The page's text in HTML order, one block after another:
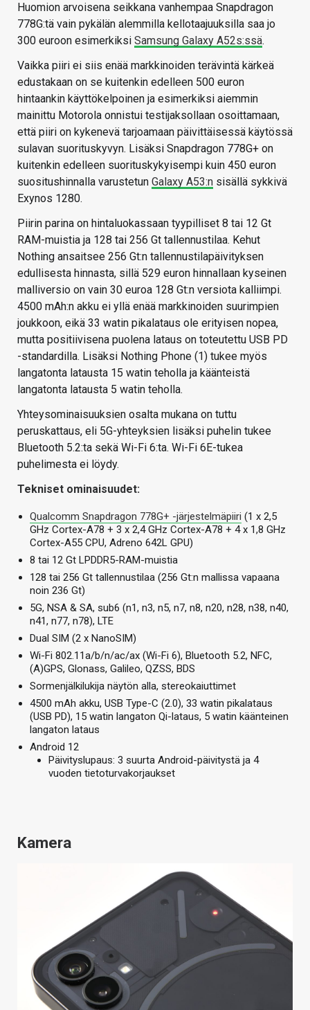
Huomion arvoisena seikkana vanhempaa Snapdragon
778G:tä vain pykälän alemmilla kellotaajuuksilla saa jo
300 euroon esimerkiksi Samsung Galaxy A52s:ssä.
Vaikka piiri ei siis enää markkinoiden terävintä kärkeä
edustakaan on se kuitenkin edelleen 500 euron
hintaankin käyttökelpoinen ja esimerkiksi aiemmin
mainittu Motorola onnistui testijaksollaan osoittamaan,
että piiri on kykenevä tarjoamaan päivittäisessä käytössä
sulavan suorituskyvyn. Lisäksi Snapdragon 778G+ on
kuitenkin edelleen suorituskykyisempi kuin 450 euron
suositushinnalla varustetun Galaxy A53:n sisällä sykkivä
Exynos 1280.
Piirin parina on hintaluokassaan tyypilliset 8 tai 12 Gt
RAM-muistia ja 128 tai 256 Gt tallennustilaa. Kehut
Nothing ansaitsee 256 Gt:n tallennustilapäivityksen
edullisesta hinnasta, sillä 529 euron hinnallaan kyseinen
malliversio on vain 30 euroa 128 Gt:n versiota kalliimpi.
4500 mAh:n akku ei yllä enää markkinoiden suurimpien
joukkoon, eikä 33 watin pikalataus ole erityisen nopea,
mutta positiivisena puolena lataus on toteutettu USB PD
-standardilla. Lisäksi Nothing Phone (1) tukee myös
langatonta latausta 15 watin teholla ja käänteistä
langatonta latausta 5 watin teholla.
Yhteysominaisuuksien osalta mukana on tuttu
peruskattaus, eli 5G-yhteyksien lisäksi puhelin tukee
Bluetooth 5.2:ta sekä Wi-Fi 6:ta. Wi-Fi 6E-tukea
puhelimesta ei löydy.
Tekniset ominaisuudet:
Qualcomm Snapdragon 778G+ -järjestelmäpiiri (1 x 2,5
GHz Cortex-A78 + 3 x 2,4 GHz Cortex-A78 + 4 x 1,8 GHz
Cortex-A55 CPU, Adreno 642L GPU)
8 tai 12 Gt LPDDR5-RAM-muistia
128 tai 256 Gt tallennustilaa (256 Gt:n mallissa vapaana
noin 236 Gt)
5G, NSA & SA, sub6 (n1, n3, n5, n7, n8, n20, n28, n38, n40,
n41, n77, n78), LTE
Dual SIM (2 x NanoSIM)
Wi-Fi 802.11a/b/n/ac/ax (Wi-Fi 6), Bluetooth 5.2, NFC,
(A)GPS, Glonass, Galileo, QZSS, BDS
Sormenjälkilukija näytön alla, stereokaiuttimet
4500 mAh akku, USB Type-C (2.0), 33 watin pikalataus
(USB PD), 15 watin langaton Qi-lataus, 5 watin käänteinen
langaton lataus
Android 12
Päivityslupaus: 3 suurta Android-päivitystä ja 4
vuoden tietoturvakorjaukset
Kamera